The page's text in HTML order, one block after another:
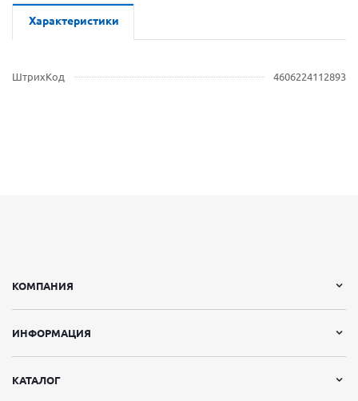
Характеристики
ШтрихКод 4606224112893
КОМПАНИЯ
ИНФОРМАЦИЯ
КАТАЛОГ